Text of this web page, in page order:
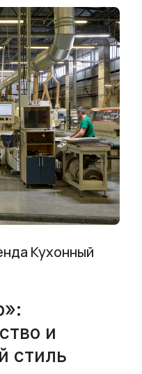
Кухонный
и
стиль